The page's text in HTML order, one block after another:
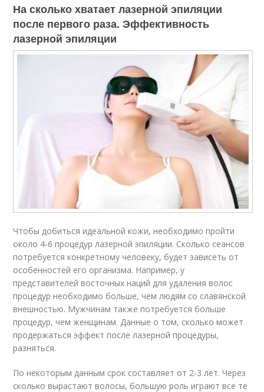
На сколько хватает лазерной эпиляции
после первого раза. Эффективность
лазерной эпиляции
Чтобы добиться идеальной кожи, необходимо пройти
около 4-6 процедур лазерной эпиляции. Сколько сеансов
потребуется конкретному человеку, будет зависеть от
особенностей его организма. Например, у
представителей восточных наций для удаления волос
процедур необходимо больше, чем людям со славянской
внешностью. Мужчинам также потребуется больше
процедур, чем женщинам. Данные о том, сколько может
продержаться эффект после лазерной процедуры,
разняться.
По некоторым данным срок составляет от 2-3 лет. Через
сколько вырастают волосы, большую роль играют все те